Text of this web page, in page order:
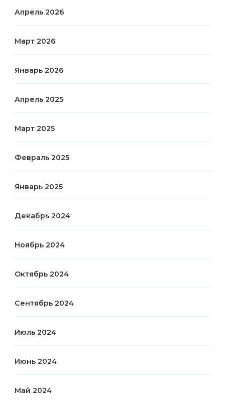
Апрель 2026
Март 2026
Январь 2026
Апрель 2025
Март 2025
Февраль 2025
Январь 2025
Декабрь 2024
Ноябрь 2024
Октябрь 2024
Сентябрь 2024
Июль 2024
Июнь 2024
Май 2024